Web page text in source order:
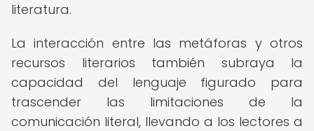
literatura.
La interacción entre las metáforas y otros
recursos literarios también subraya la
capacidad del lenguaje figurado para
trascender las limitaciones de la
comunicación literal, llevando a los lectores a